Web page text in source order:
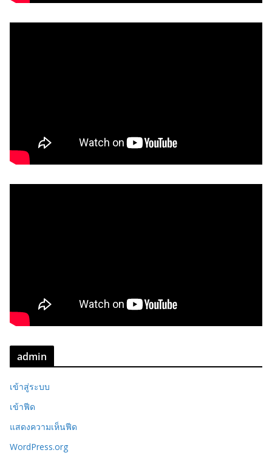
admin
เข้าสู่ระบบ
เข้าฟีด
แสดงความเห็นฟีด
WordPress.org